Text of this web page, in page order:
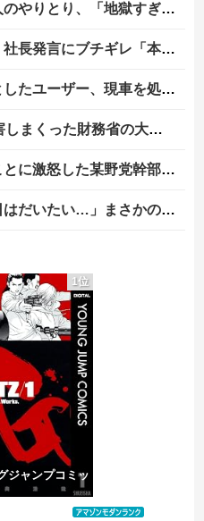
にコントになってる……」と衝撃を受ける人が続出中他
ブチギレ「本当のことを話して」
代金を支払い、平日の納車日に予定を合わせた結果……
らエース級の人材が就くはずのないポストに送られ……
僅か3文字で論破される偉業を達成してしまい……
い…」まさかの習慣を暴露ｗｗｗ
たない29万人がポイント給付事業から排除された」
「誰にも知られなくてもいい、と公表してない」
で唐揚げを食う中国人の子供
1位
ジャンプコミッ